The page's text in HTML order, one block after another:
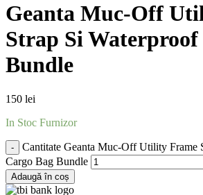
Geanta Muc-Off
Strap Si Waterproof
Bundle
150 lei
In Stoc Furnizor
Cantitate Geanta Muc-Off Utility Frame
Cargo Bag Bundle
Adaugă în coș